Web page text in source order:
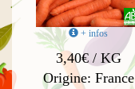
+ infos
3,40€ / KG
Origine: France